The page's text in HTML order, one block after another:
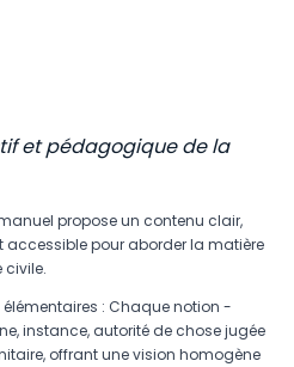
et pédagogique de la
propose un contenu clair,
pour aborder la matière
civile.
: Chaque notion -
instance, autorité de chose jugée
offrant une vision homogène